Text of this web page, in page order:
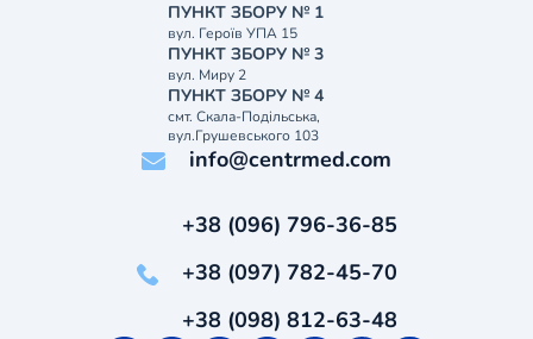
ПУНКТ ЗБОРУ № 1
вул. Героїв УПА 15
ПУНКТ ЗБОРУ № 3
вул. Миру 2
ПУНКТ ЗБОРУ № 4
смт. Скала-Подільська,
вул.Грушевського 103
info@centrmed.com
+38 (096) 796-36-85
+38 (097) 782-45-70
+38 (098) 812-63-48